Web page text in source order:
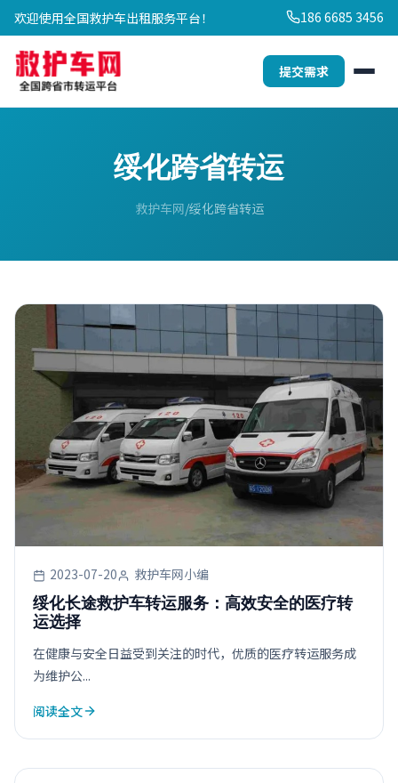
欢迎使用全国救护车出租服务平台！ 186 6685 3456
提交需求
绥化跨省转运
救护车网 绥化跨省转运
2023-07-20 救护车网小编
绥化长途救护车转运服务：高效安全的医疗转
运选择
在健康与安全日益受到关注的时代，优质的医疗转运服务成
为维护公...
阅读全文